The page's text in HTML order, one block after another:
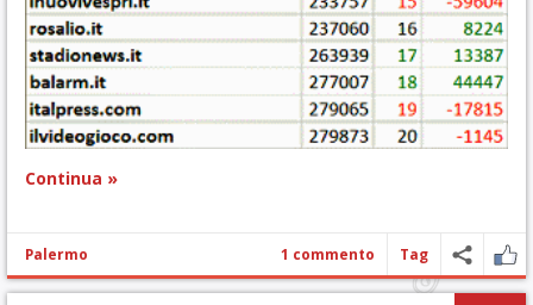
Continua »
Palermo 1 commento Tag